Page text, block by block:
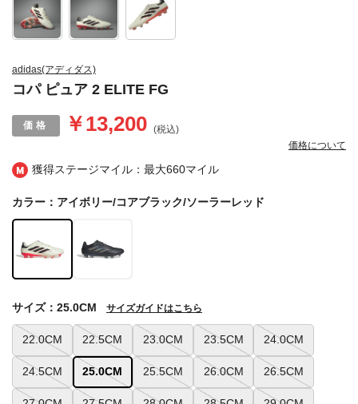
獲得ステージマイル：最大660マイル
adidas(アディダス)
コパ ピュア 2 ELITE FG
￥13,200 (税込)
価格について
カラー：アイボリー/コアブラック/ソーラーレッド
22.0CM 22.5CM 23.0CM 23.5CM 24.0CM
24.5CM 25.0CM 25.5CM 26.0CM 26.5CM
サイズ：25.0CM サイズガイドはこちら